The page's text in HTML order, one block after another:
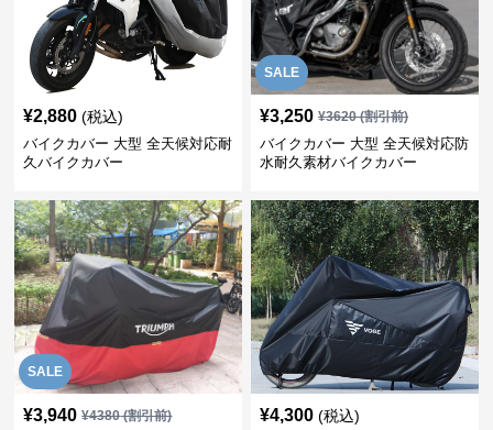
¥2,880 (税込)
バイクカバー 大型 全天候対応耐
久バイクカバー
SALE
¥3,250 ¥3620(割引前)
バイクカバー 大型 全天候対応防
水耐久素材バイクカバー
SALE
¥3,940 ¥4380(割引前) ¥4,300 (税込)